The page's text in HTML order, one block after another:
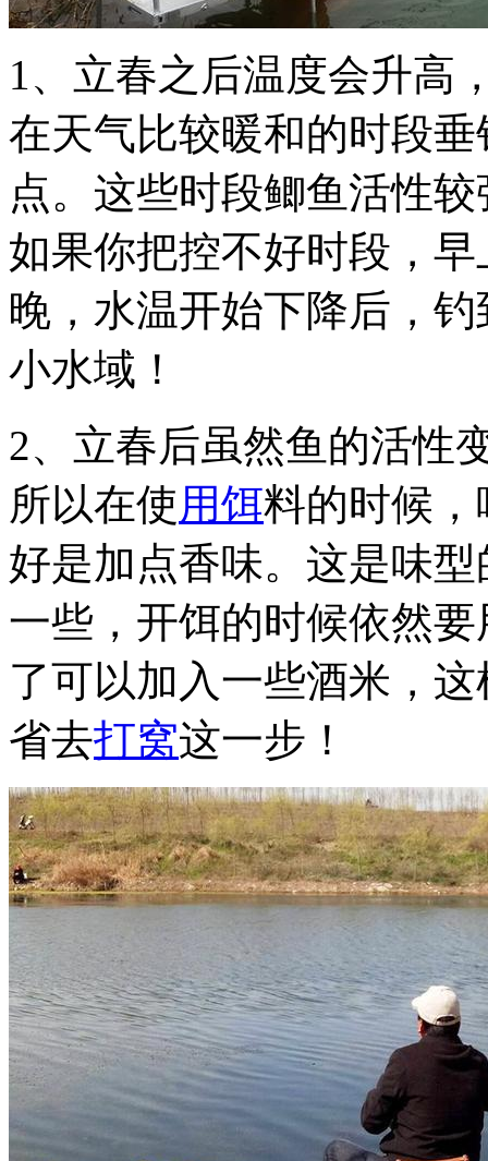
​1、立春之后温度会升高
在天气比较暖和的时段
点。这些时段鲫鱼活性
如果你把控不好时段，
晚，水温开始下降后，
小水域！
2、立春后虽然鱼的活性
所以在使用饵料的时候
好是加点香味。这是味
一些，开饵的时候依然
了可以加入一些酒米，
省去打窝这一步！